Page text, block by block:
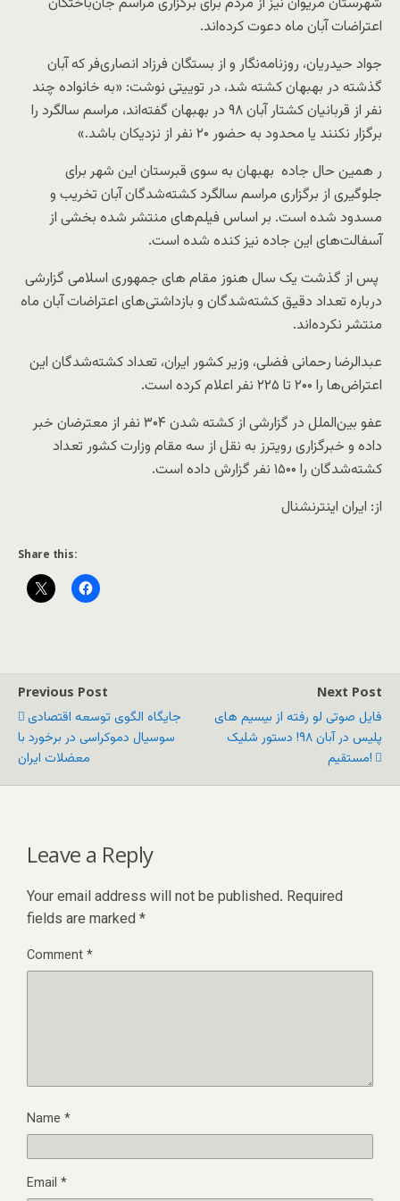
اعتراضات آبان ماه دعوت کرده‌اند.
جواد حیدریان، روزنامه‌نگار و از بستگان فرزاد انصاری‌فر که آبان
گذشته در بهبهان کشته شد، در توییتی نوشت: «به خانواده چند
نفر از قربانیان کشتار آبان ۹۸ در بهبهان گفته‌اند، مراسم سالگرد را
برگزار نکنند یا محدود به حضور ۲۰ نفر از نزدیکان باشد.»
ر همین حال جاده بهبهان به سوی قبرستان این شهر برای
جلوگیری از برگزاری مراسم سالگرد کشته‌شدگان آبان تخریب و
مسدود شده است. بر اساس فیلم‌های منتشر شده بخشی از
آسفالت‌های این جاده نیز کنده شده است.
پس از گذشت یک سال هنوز مقام های جمهوری اسلامی گزارشی
درباره تعداد دقیق کشته‌شدگان و بازداشتی‌های اعتراضات آبان ماه
منتشر نکرده‌اند.
عبدالرضا رحمانی فضلی، وزیر کشور ایران، تعداد کشته‌شدگان این
اعتراض‌ها را ۲۰۰ تا ۲۲۵ نفر اعلام کرده است.
عفو بین‌الملل در گزارشی از کشته شدن ۳۰۴ نفر از معترضان خبر
داده و خبرگزاری رویترز به نقل از سه مقام وزارت کشور تعداد
کشته‌شدگان را ۱۵۰۰ نفر گزارش داده است.
از: ایران اینترنشنال
Share this:
Previous Post
جایگاه الگوی توسعه اقتصادی
سوسیال دموکراسی در برخورد با
معضلات ایران
Next Post
فایل صوتی لو رفته از بیسیم های
پلیس در آبان ۹۸! دستور شلیک
مستقیم!
Leave a Reply
Your email address will not be published. Required
fields are marked *
Comment*
Name *
Email *